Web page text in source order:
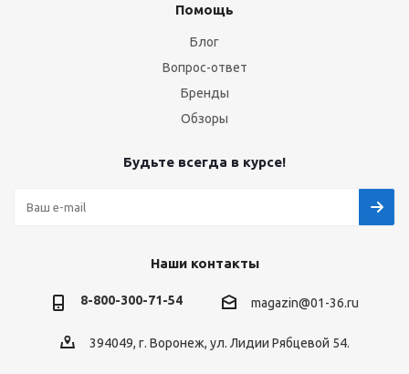
Помощь
Блог
Вопрос-ответ
Бренды
Обзоры
Будьте всегда в курсе!
Наши контакты
8-800-300-71-54 magazin@01-36.ru
394049, г. Воронеж, ул. Лидии Рябцевой 54.